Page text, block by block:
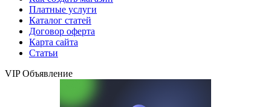
Платные услуги
Каталог статей
Договор оферта
Карта сайта
Статьи
VIP Объявление